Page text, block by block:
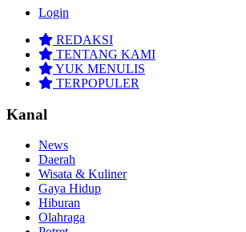
Login
REDAKSI
TENTANG KAMI
YUK MENULIS
TERPOPULER
Kanal
News
Daerah
Wisata & Kuliner
Gaya Hidup
Hiburan
Olahraga